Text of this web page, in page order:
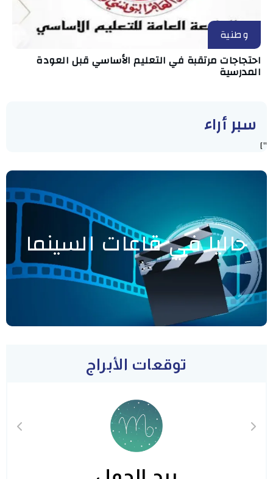
وطنية
احتجاجات مرتقبة في التعليم الأساسي قبل العودة
المدرسية
سبر أراء
"]
حاليا في قاعات السينما
توقعات الأبراج